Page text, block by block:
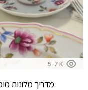
5.7K
מדריך מלונות